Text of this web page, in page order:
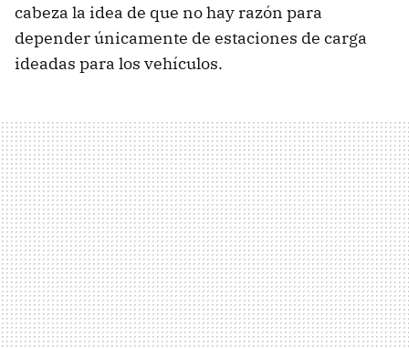
cabeza la idea de que no hay razón para
depender únicamente de estaciones de carga
ideadas para los vehículos.